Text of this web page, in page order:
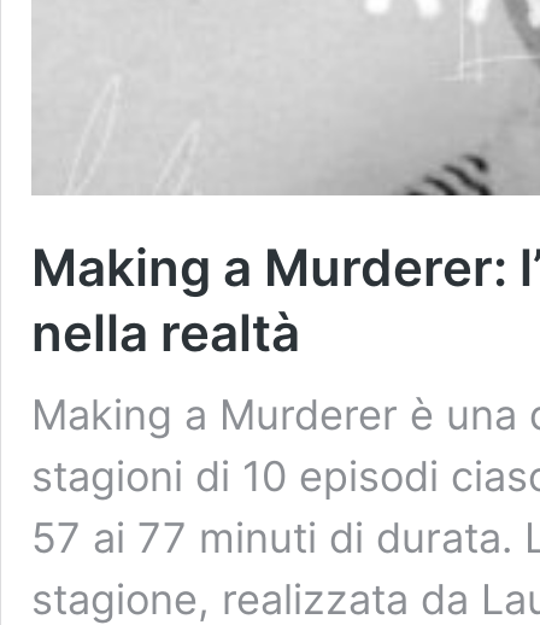
Making a Murderer:
nella realtà
Making a Murderer è
stagioni di 10 episodi
57 ai 77 minuti di durata.
stagione, realizzata da